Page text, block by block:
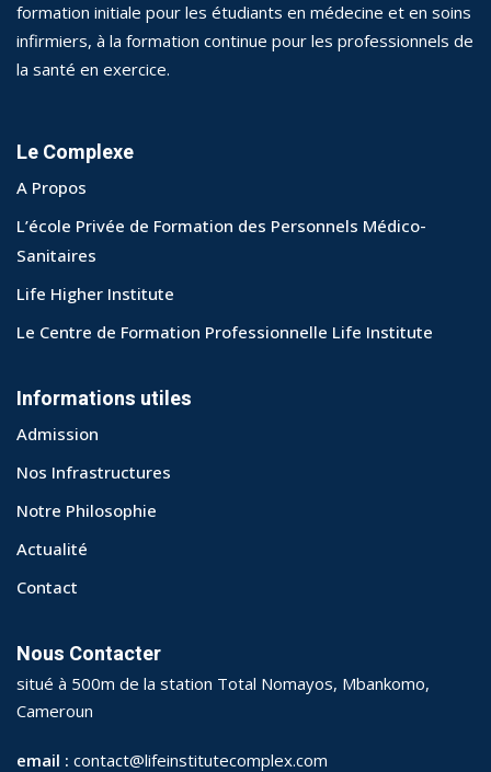
formation initiale pour les étudiants en médecine et en soins
infirmiers, à la formation continue pour les professionnels de
la santé en exercice.
Le Complexe
A Propos
L’école Privée de Formation des Personnels Médico-
Sanitaires
Life Higher Institute
Le Centre de Formation Professionnelle Life Institute
Informations utiles
Admission
Nos Infrastructures
Notre Philosophie
Actualité
Contact
Nous Contacter
situé à 500m de la station Total Nomayos, Mbankomo,
Cameroun
email : contact@lifeinstitutecomplex.com